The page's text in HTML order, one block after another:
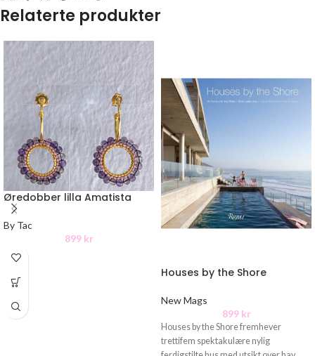
Relaterte produkter
Øredobber lilla Amatista
By Tac
899 kr
Houses by the Shore
New Mags
899 kr
Houses by the Shore fremhever
trettifem spektakulære nylig